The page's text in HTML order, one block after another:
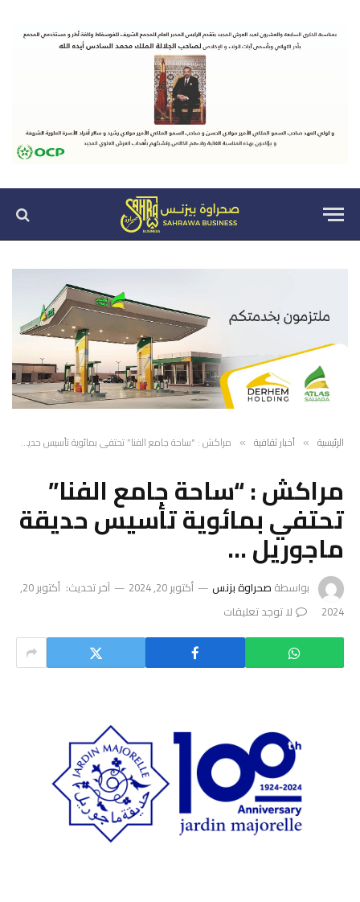
الرئيسية » أخبار ثقافية » مراكش : “ساحة جامع الفنا” تحتفي بمائوية تأسيس حديقة ماجوريل …
مراكش : “ساحة جامع الفنا”
تحتفي بمائوية تأسيس حديقة
ماجوريل …
بواسطة صحراوة بزنس أكتوبر 20, 2024 آخر تحديث:
أكتوبر 20,
2024
لا توجد تعليقات